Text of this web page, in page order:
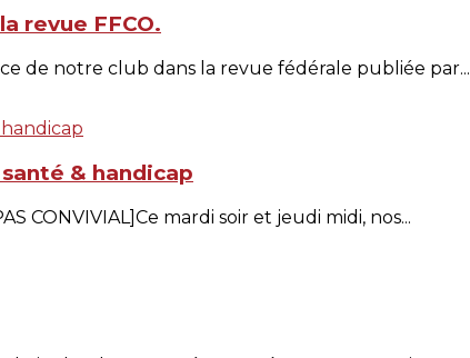
revue FFCO.
de notre club dans la revue fédérale publiée par...
& handicap
CONVIVIAL]Ce mardi soir et jeudi midi, nos...